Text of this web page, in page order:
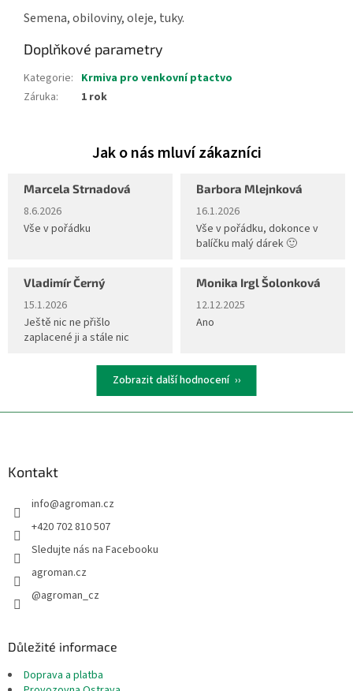
Semena, obiloviny, oleje, tuky.
Doplňkové parametry
Kategorie: Krmiva pro venkovní ptactvo
Záruka: 1 rok
Marcela Strnadová
Hodnocení obchodu je 5 z 5 hvězdiček.
8.6.2026
Vše v pořádku
Barbora Mlejnková
Hodnocení obchodu je 5 z 5
16.1.2026
Vše v pořádku, dokonce v
balíčku malý dárek 🙂
Vladimír Černý
Hodnocení obchodu je 5 z 5 hvězdiček.
15.1.2026
Ještě nic ne přišlo
zaplacené ji a stále nic
Monika Irgl Šolonková
Hodnocení obchodu je 5 z 5
12.12.2025
Ano
Zobrazit další hodnocení
Kontakt
info@agroman.cz
+420 702 810 507
Sledujte nás na Facebooku
agroman.cz
@agroman_cz
Důležité informace
Doprava a platba